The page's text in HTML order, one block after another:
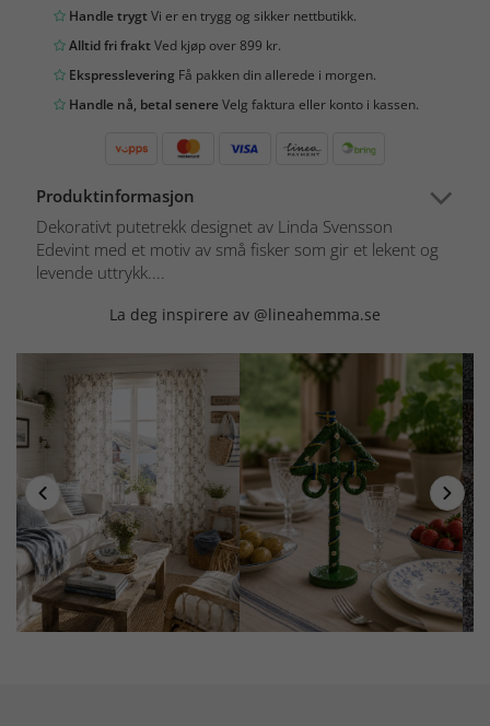
Handle trygtVi er en trygg og sikker nettbutikk.
Alltid fri fraktVed kjøp over 899 kr.
Ekspresslevering Få pakken din allerede i morgen.
Handle nå, betal senereVelg faktura eller konto i kassen.
Produktinformasjon
Dekorativt putetrekk designet av Linda Svensson
Edevint med et motiv av små fisker som gir et lekent og
levende uttrykk....
La deg inspirere av @lineahemma.se